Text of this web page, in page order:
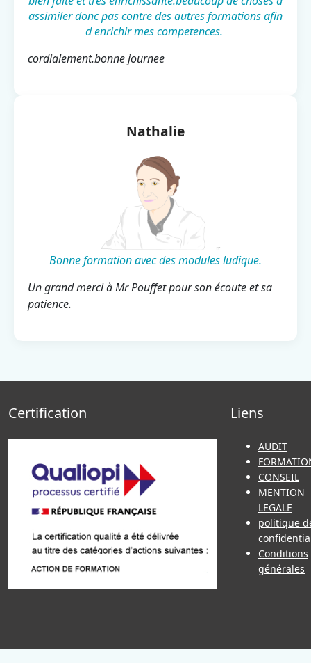
assimiler donc pas contre des autres formations afin
d enrichir mes competences.
cordialement.bonne journee
Nathalie
Bonne formation avec des modules ludique.
Un grand merci à Mr Pouffet pour son écoute et sa
patience.
Certification Liens
AUDIT
CONSEIL
MENTION
LEGALE
politique
Conditions
générales